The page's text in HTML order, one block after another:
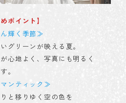
ポイント】
輝く季節≫
グリーンが映える夏。
心地よく、写真にも明るく
。
ンティック≫
と移りゆく空の色を